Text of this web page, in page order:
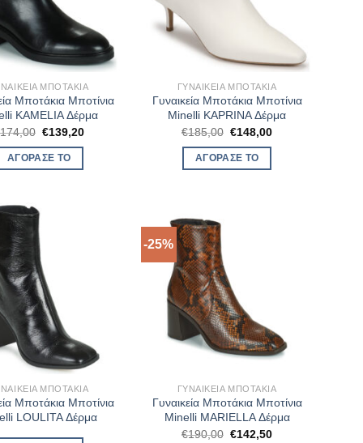
ΜΠΟΤΆΚΙΑ
Μποτάκια Μποτίνια
KAMELIA Δέρμα
174,00 Original
was:
€174,00.
€139,20Η
ΑΓΌΡΑΣΈ ΤΟ
ΓΥΝΑΙΚΕΊΑ ΜΠΟΤΆΚΙΑ
Γυναικεία Μποτάκια Μποτίνια
Minelli KAPRINA Δέρμα
€185,00 Original
was:
€185,00.
€148,00Η
ΑΓΌΡΑΣΈ ΤΟ
ΜΠΟΤΆΚΙΑ
Μποτάκια Μποτίνια
LOULITA Δέρμα
-25%
ΓΥΝΑΙΚΕΊΑ ΜΠΟΤΆΚΙΑ
Γυναικεία Μποτάκια Μποτίνια
Minelli MARIELLA Δέρμα
€190,00 Original
€142,50Η